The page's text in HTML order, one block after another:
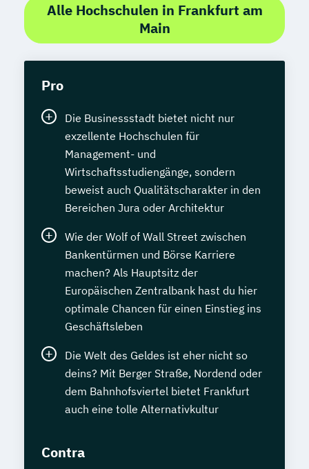
Alle Hochschulen in Frankfurt am
Main
Pro
Die Businessstadt bietet nicht nur
exzellente Hochschulen für
Management- und
Wirtschaftsstudiengänge, sondern
beweist auch Qualitätscharakter in den
Bereichen Jura oder Architektur
Wie der Wolf of Wall Street zwischen
Bankentürmen und Börse Karriere
machen? Als Hauptsitz der
Europäischen Zentralbank hast du hier
optimale Chancen für einen Einstieg ins
Geschäftsleben
Die Welt des Geldes ist eher nicht so
deins? Mit Berger Straße, Nordend oder
dem Bahnhofsviertel bietet Frankfurt
auch eine tolle Alternativkultur
Contra